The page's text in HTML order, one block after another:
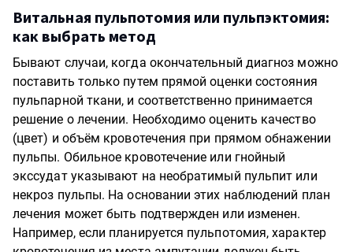
Витальная пульпотомия или пульпэктомия:
как выбрать метод
Бывают случаи, когда окончательный диагноз можно
поставить только путем прямой оценки состояния
пульпарной ткани, и соответственно принимается
решение о лечении. Необходимо оценить качество
(цвет) и объём кровотечения при прямом обнажении
пульпы. Обильное кровотечение или гнойный
экссудат указывают на необратимый пульпит или
некроз пульпы. На основании этих наблюдений план
лечения может быть подтвержден или изменен.
Например, если планируется пульпотомия, характер